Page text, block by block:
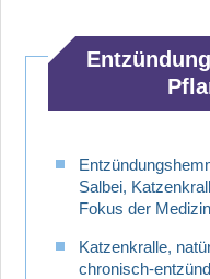
Salbei,
Fokus der Medizin
Katzenkralle,
chronisch-